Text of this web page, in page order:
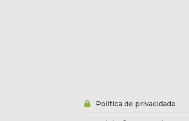
Política de privacidade